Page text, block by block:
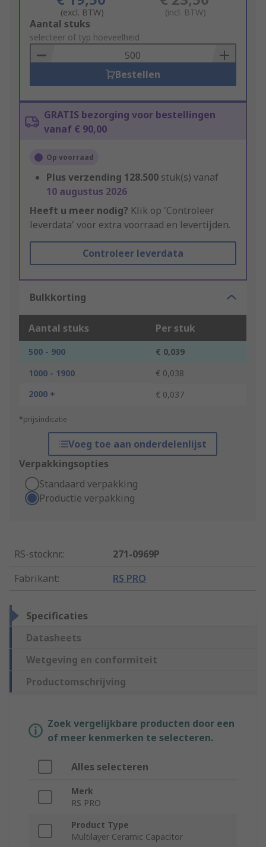
(excl. BTW) (incl. BTW)
Add
to
Basket
Aantal stuks
selecteer of typ hoeveelheid
Bestellen
GRATIS bezorging voor bestellingen
vanaf € 90,00
Op voorraad
Plus verzending 128.500 stuk(s) vanaf
10 augustus 2026
Heeft u meer nodig? Klik op 'Controleer
leverdata' voor extra voorraad en levertijden.
Controleer leverdata
Bulkkorting
Aantal stuks Per stuk
500 - 900
€ 0,039
1000 - 1900
€ 0,038
2000 +
€ 0,037
*prijsindicatie
Voeg toe aan onderdelenlijst
Verpakkingsopties
Standaard verpakking
Productie verpakking
RS-stocknr.:
271-0969P
Fabrikant: RS PRO
Specificaties
Datasheets
Wetgeving en conformiteit
Productomschrijving
Zoek vergelijkbare producten door een
of meer kenmerken te selecteren.
Alles selecteren
Merk
RS PRO
Product Type
Multilayer Ceramic Capacitor